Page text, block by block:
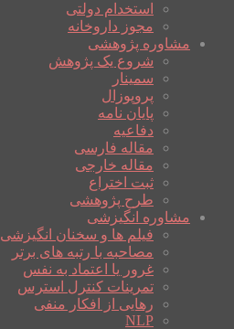
استخدام دولتی
مجوز داروخانه
مشاوره پژوهشی
شروع یک پژوهش
سمینار
پروپوزال
پایان نامه
دفاعیه
مقاله فارسی
مقاله خارجی
ثبت اختراع
طرح پژوهشی
مشاوره انگیزشی
فیلم ها و سخنان انگیزشی
مصاحبه با رتبه های برتر
غرور یا اعتماد به نفس
تمرینات کنترل استرس
رهایی از افکار منفی
NLP